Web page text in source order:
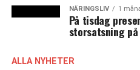
sundet, säger Christian
Landskrona kommun, till
mellan Landskrona och
NÄRINGSLIV 1
På tisdag
storsatsning
ALLA NYHETER